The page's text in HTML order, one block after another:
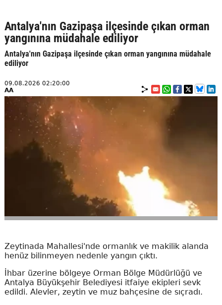
Antalya'nın Gazipaşa ilçesinde çıkan orman
yangınına müdahale ediliyor
Antalya'nın Gazipaşa ilçesinde çıkan orman yangınına müdahale
ediliyor
09.08.2026 02:20:00
AA
Zeytinada Mahallesi'nde ormanlık ve makilik alanda
henüz bilinmeyen nedenle yangın çıktı.
İhbar üzerine bölgeye Orman Bölge Müdürlüğü ve
Antalya Büyükşehir Belediyesi itfaiye ekipleri sevk
edildi. Alevler, zeytin ve muz bahçesine de sıçradı.